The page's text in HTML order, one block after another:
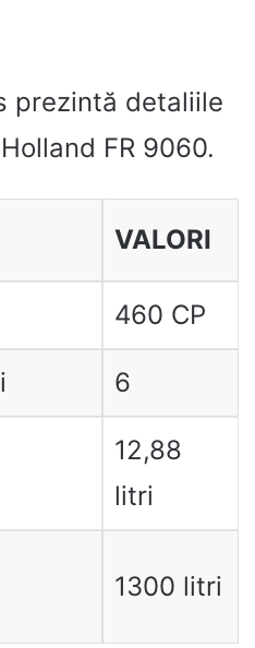
prezintă detaliile
FR 9060.
VALORI
460 CP
6
12,88
litri
1300 litri